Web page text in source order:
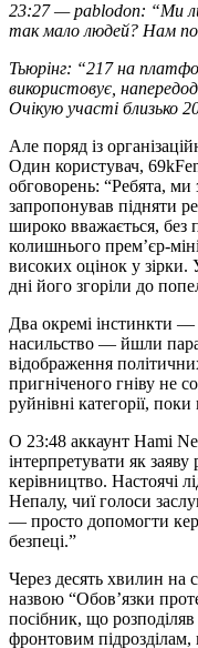
23:27 — pablodon: “Ми
так мало людей? Нам
Тьюрінг: “217 на
використовує,
Очікую участі близько
Але поряд із
Один користувач,
обговорень: “Ребята,
запропонував підняти
широко вважається, без
колишнього прем’єр-
високих оцінок у
дні його згоріли до
Два окремі інстинкти —
насильство — йшли
відображення
пригніченого гніву не
руйнівні категорії,
О 23:48 аккаунт Hami
інтерпретувати як
керівництво. Настоячі
Непалу, чиї голоси
— просто допомогти
безпеці.”
Через десять хвилин на
назвою “Обов’язки
посібник, що
фронтовим